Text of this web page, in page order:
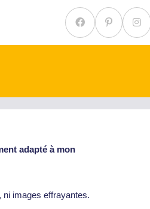
adapté à mon
ni images effrayantes.